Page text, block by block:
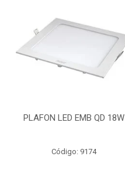
LUMINARIA LED P/ POSTE
Código: 13699